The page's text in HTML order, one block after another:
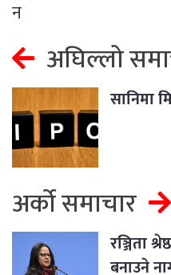
न
अघिल्लो
सानिमा
अर्को समाचार
रञ्जिता
बनाउने